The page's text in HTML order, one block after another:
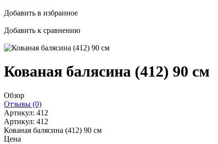
Добавить в избранное
Добавить к сравнению
Кованая балясина (412) 90 см
Обзор
Отзывы (0)
Артикул: 412
Артикул: 412
Кованая балясина (412) 90 см
Цена